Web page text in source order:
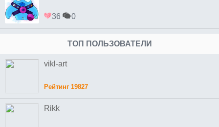
36 0
ТОП ПОЛЬЗОВАТЕЛИ
vikl-art
Рейтинг 19827
Rikk